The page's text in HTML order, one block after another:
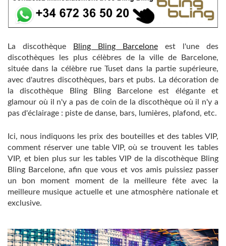
La discothèque Bling Bling Barcelone est l'une des
discothèques les plus célèbres de la ville de Barcelone,
située dans la célèbre rue Tuset dans la partie supérieure,
avec d'autres discothèques, bars et pubs. La décoration de
la discothèque Bling Bling Barcelone est élégante et
glamour où il n'y a pas de coin de la discothèque où il n'y a
pas d'éclairage : piste de danse, bars, lumières, plafond, etc.
Ici, nous indiquons les prix des bouteilles et des tables VIP,
comment réserver une table VIP, où se trouvent les tables
VIP, et bien plus sur les tables VIP de la discothèque Bling
Bling Barcelone, ​​afin que vous et vos amis puissiez passer
un bon moment moment de la meilleure fête avec la
meilleure musique actuelle et une atmosphère nationale et
exclusive.